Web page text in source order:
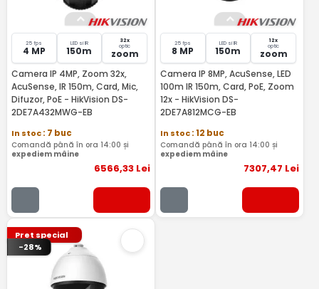
25 fps
4 MP
LED si IR
150m
32x
optic
zoom
Camera IP 4MP, Zoom 32x,
AcuSense, IR 150m, Card, Mic,
Difuzor, PoE - HikVision DS-
2DE7A432MWG-EB
In stoc: 7 buc
Comandă până în ora 14:00 și
expediem mâine
6566,33Lei
25 fps
8 MP
LED si IR
150m
12x
optic
zoom
Camera IP 8MP, AcuSense, LED
100m IR 150m, Card, PoE, Zoom
12x - HikVision DS-
2DE7A812MCG-EB
In stoc: 12 buc
Comandă până în ora 14:00 și
expediem mâine
7307,47 Lei
Pret special
-28%